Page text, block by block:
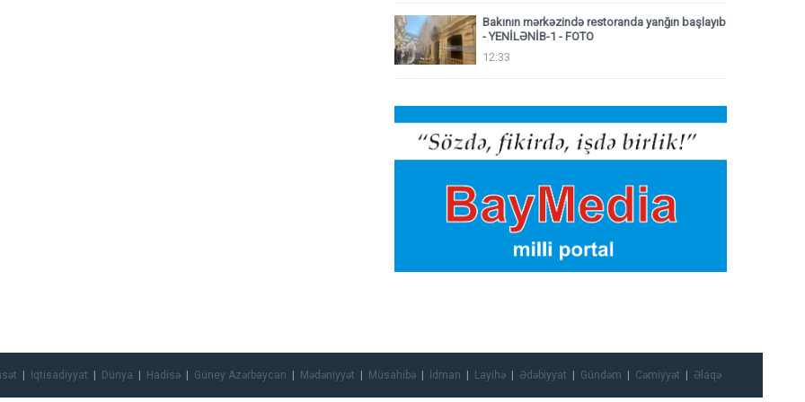
Bakının mərkəzində restoranda yanğın başlayıb
- YENİLƏNİB-1 - FOTO
12:33
İqtisadiyyat Dünya Hadisə Güney Azərbaycan Mədəniyyət Müsahibə İdman Layihə Ədəbiyyat Gündəm Cəmiyyət Əlaqə